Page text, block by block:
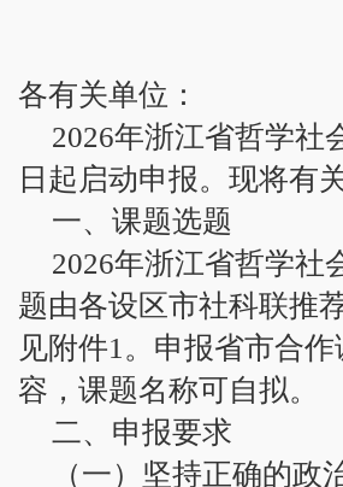
各有关单位：
2026年浙江省哲学社
日起启动申报。现将有
一、课题选题
2026年浙江省哲学社
题由各设区市社科联推
见附件1。申报省市合
容，课题名称可自拟。
二、申报要求
（一）坚持正确的